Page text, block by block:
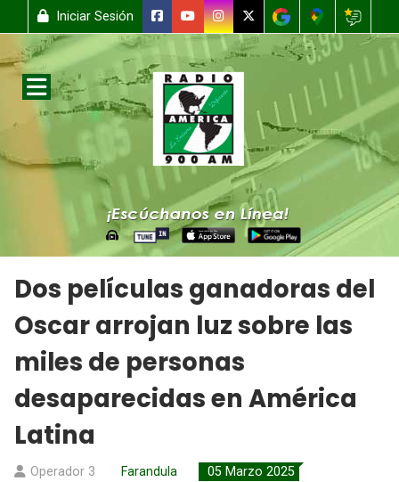
Iniciar Sesión
Dos películas ganadoras del
Oscar arrojan luz sobre las
miles de personas
desaparecidas en América
Latina
Operador 3 Farandula
05 Marzo 2025